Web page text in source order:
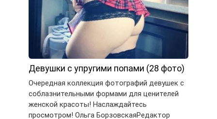
Девушки с упругими попами (28 фото)
Очередная коллекция фотографий девушек с
соблазнительными формами для ценителей
женской красоты! Наслаждайтесь
просмотром! Ольга БорзовскаяРедактор